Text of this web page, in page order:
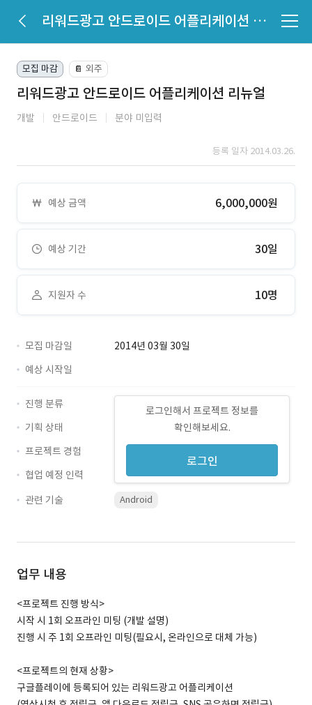
리워드광고 안드로이드 어플리케이션 리뉴얼
모집 마감 📔 외주
리워드광고 안드로이드 어플리케이션 리뉴얼
개발 안드로이드 분야 미입력
등록 일자 2014.03.26.
예상 금액 6,000,000원
예상 기간 30일
지원자 수 10명
모집 마감일
2014년 03월 30일
예상 시작일
로그인해서 프로젝트 정보를
확인해보세요.
로그인
진행 분류
기획 상태
프로젝트 경험
협업 예정 인력
관련 기술
Android
업무 내용
<프로젝트 진행 방식>
시작 시 1회 오프라인 미팅 (개발 설명)
진행 시 주 1회 오프라인 미팅(필요시, 온라인으로 대체 가능)
<프로젝트의 현재 상황>
구글플레이에 등록되어 있는 리워드광고 어플리케이션